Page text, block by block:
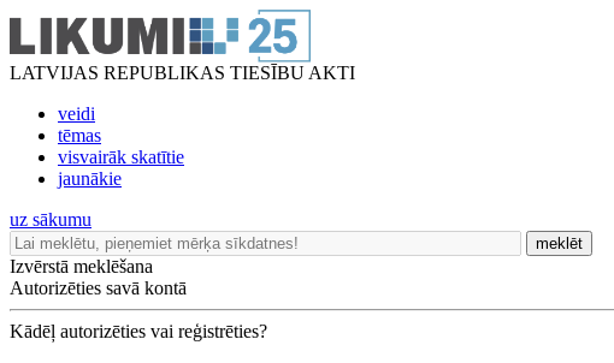
LATVIJAS REPUBLIKAS TIESĪBU AKTI
veidi
tēmas
visvairāk skatītie
jaunākie
uz sākumu
meklēt
Izvērstā meklēšana
Autorizēties savā kontā
Kādēļ autorizēties vai reģistrēties?